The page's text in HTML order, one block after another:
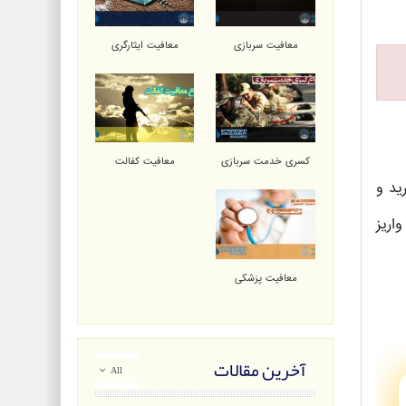
نفر فرایند خرید و
معافیت سربازی معافیت ایثارگری
کسری خدمت سربازی معافیت کفالت
معافیت پزشکی
All آخرین مقالات